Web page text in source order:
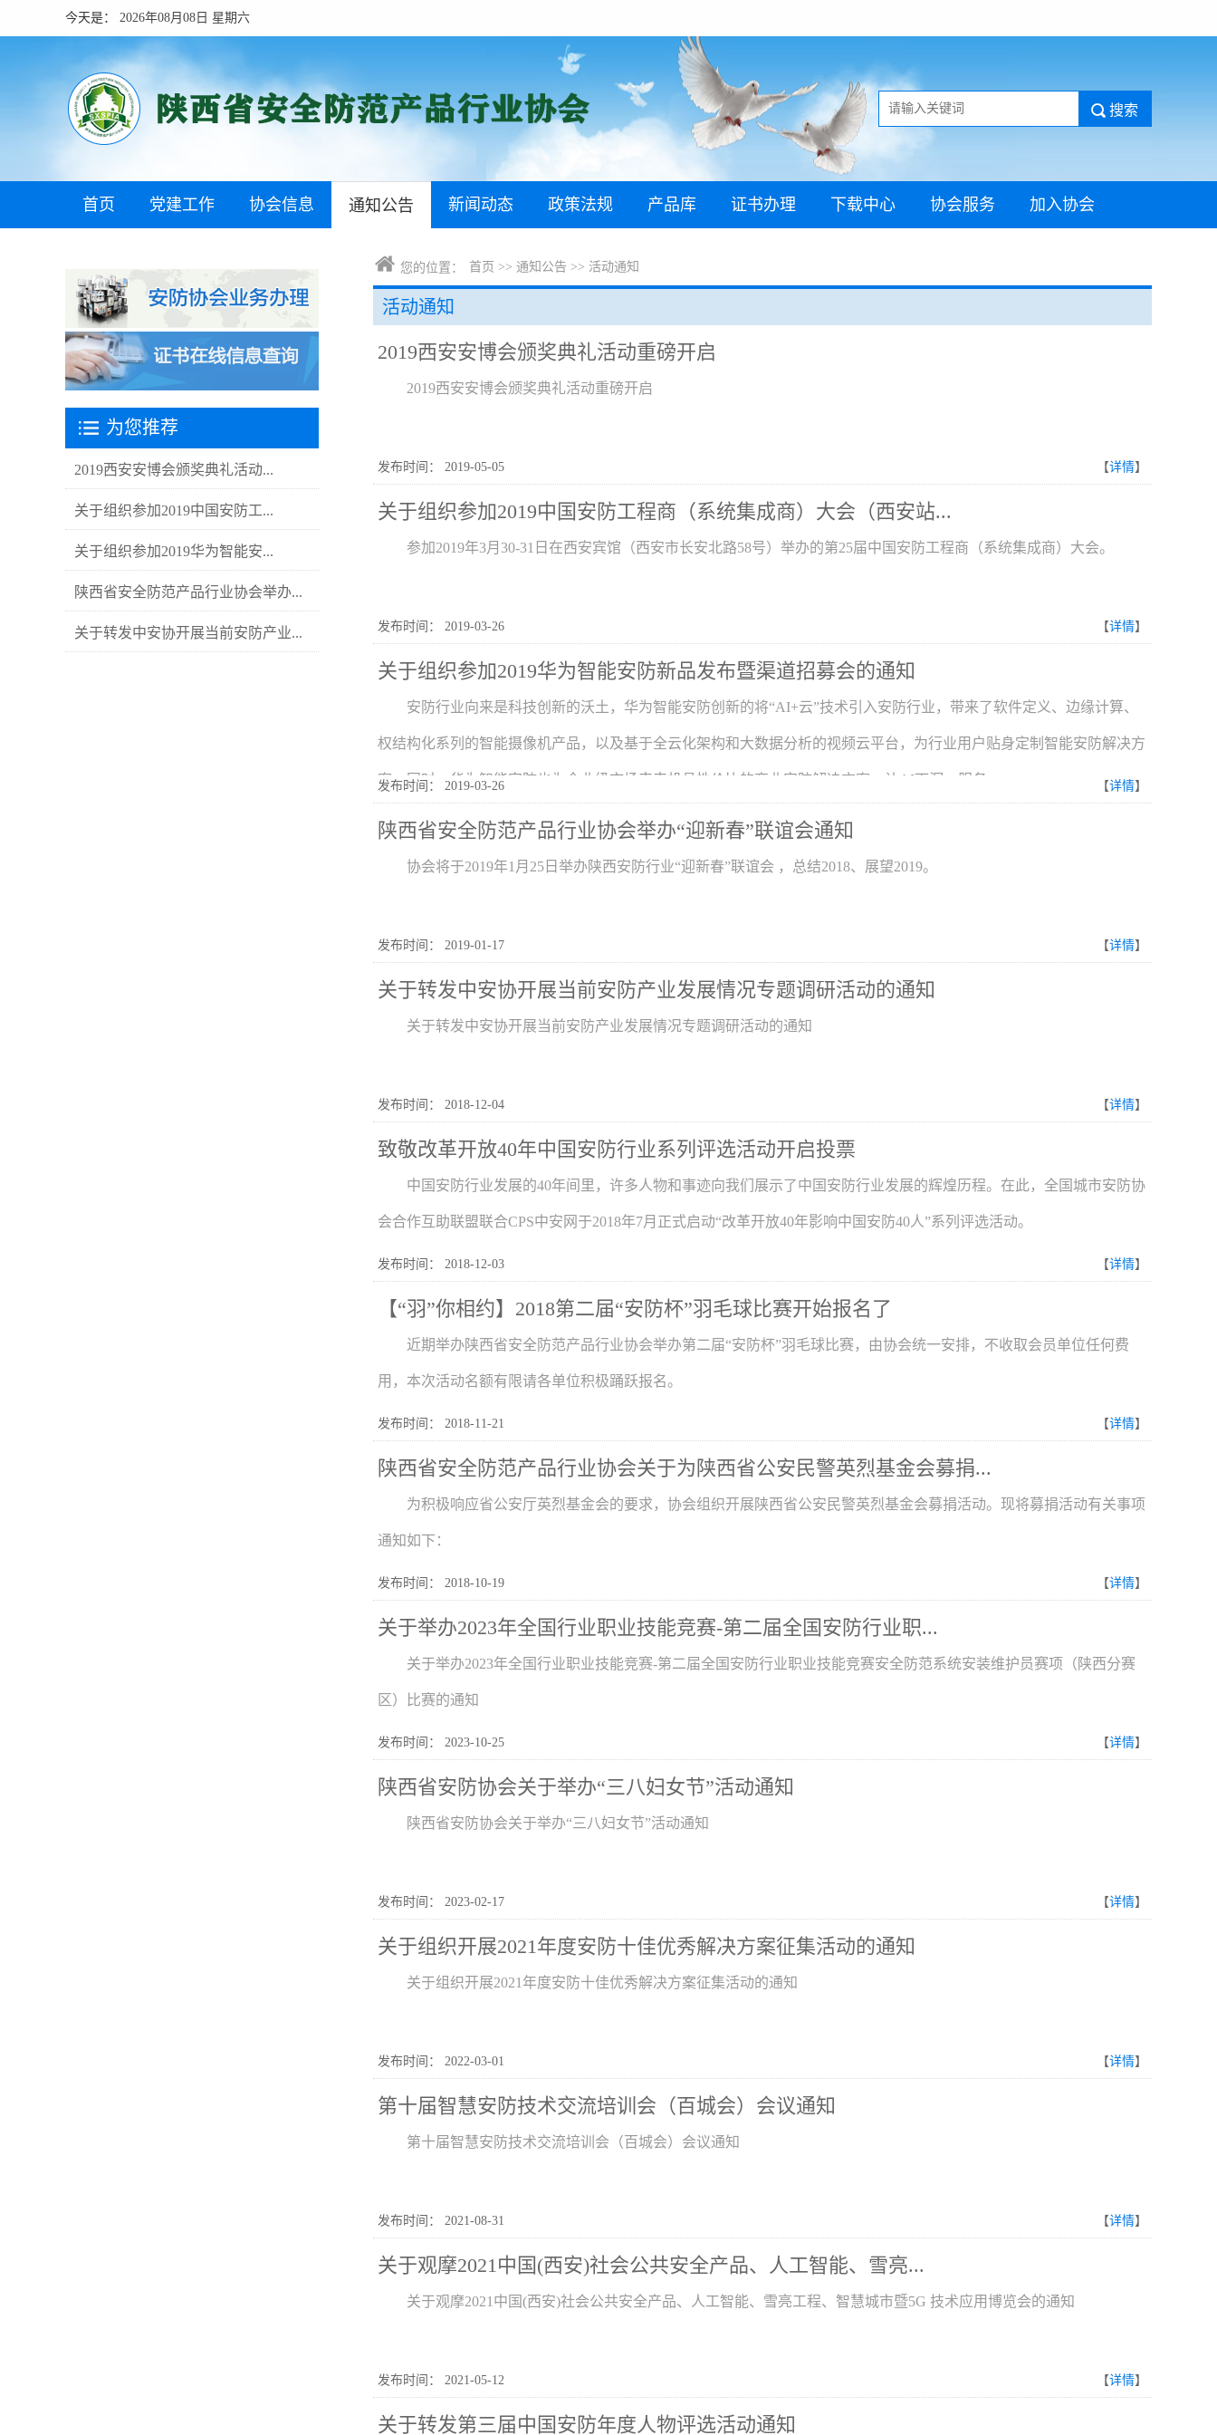
今天是： 2026年08月08日 星期六
首页 党建工作 协会信息 通知公告 新闻动态 政策法规 产品库 证书办理 下载中心 协会服务 加入协会
您的位置： 首页 >> 通知公告 >> 活动通知
活动通知
2019西安安博会颁奖典礼活动重磅开启
2019西安安博会颁奖典礼活动重磅开启
发布时间： 2019-05-05 【详情】
关于组织参加2019中国安防工程商（系统集成商）大会（西安站...
参加2019年3月30-31日在西安宾馆（西安市长安北路58号）举办的第25届中国安防工程商（系统集成商）大会。
发布时间： 2019-03-26 【详情】
关于组织参加2019华为智能安防新品发布暨渠道招募会的通知
安防行业向来是科技创新的沃土，华为智能安防创新的将“AI+云”技术引入安防行业，带来了软件定义、边缘计算、
权结构化系列的智能摄像机产品，以及基于全云化架构和大数据​分析的视频云平台，为行业用户贴身定制智能安防解决方
案。同时，华为智能安防也为企业级市场来来机具性价比的商业安防解决方案，让AI下沉，服务...
发布时间： 2019-03-26 【详情】
陕西省安全防范产品行业协会举办“迎新春”联谊会通知
协会将于2019年1月25日举办陕西安防行业“迎新春”联谊会 ，总结2018、展望2019。
发布时间： 2019-01-17 【详情】
关于转发中安协开展当前安防产业发展情况专题调研活动的通知
关于转发中安协开展当前安防产业发展情况专题调研活动的通知
发布时间： 2018-12-04 【详情】
致敬改革开放40年中国安防行业系列评选活动开启投票
中国安防行业发展的40年间里，许多人物和事迹向我们展示了中国安防行业发展的辉煌历程。在此，全国城市安防协
会合作互助联盟联合CPS中安网于2018年7月正式启动“改革开放40年影响中国安防40人”系列评选活动。
发布时间： 2018-12-03 【详情】
【“羽”你相约】2018第二届“安防杯”羽毛球比赛开始报名了
近期举办陕西省安全防范产品行业协会举办第二届“安防杯”羽毛球比赛，由协会统一安排，不收取会员单位任何费
用，本次活动名额有限请各单位积极踊跃报名。
发布时间： 2018-11-21 【详情】
陕西省安全防范产品行业协会关于为陕西省公安民警英烈基金会募捐...
为积极响应省公安厅英烈基金会的要求，协会组织开展陕西省公安民警英烈基金会募捐活动。现将募捐活动有关事项
通知如下：
发布时间： 2018-10-19 【详情】
关于举办2023年全国行业职业技能竞赛-第二届全国安防行业职...
关于举办2023年全国行业职业技能竞赛-第二届全国安防行业职业技能竞赛安全防范系统安装维护员赛项（陕西分赛
区）比赛的通知
发布时间： 2023-10-25 【详情】
陕西省安防协会关于举办“三八妇女节”活动通知
陕西省安防协会关于举办“三八妇女节”活动通知
发布时间： 2023-02-17 【详情】
关于组织开展2021年度安防十佳优秀解决方案征集活动的通知
关于组织开展2021年度安防十佳优秀解决方案征集活动的通知
发布时间： 2022-03-01 【详情】
第十届智慧安防技术交流培训会（百城会）会议通知
第十届智慧安防技术交流培训会（百城会）会议通知
发布时间： 2021-08-31 【详情】
关于观摩2021中国(西安)社会公共安全产品、人工智能、雪亮...
关于观摩2021中国(西安)社会公共安全产品、人工智能、雪亮工程、智慧城市暨5G 技术应用博览会的通知
发布时间： 2021-05-12 【详情】
关于转发第三届中国安防年度人物评选活动通知
为您推荐
2019西安安博会颁奖典礼活动...
关于组织参加2019中国安防工...
关于组织参加2019华为智能安...
陕西省安全防范产品行业协会举办...
关于转发中安协开展当前安防产业...